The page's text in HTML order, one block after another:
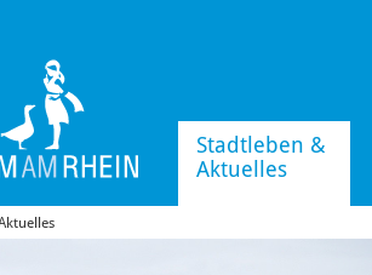
Stadtleben &
Aktuelles